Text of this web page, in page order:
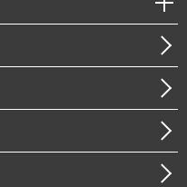
ス）・防災（政策）
シティ